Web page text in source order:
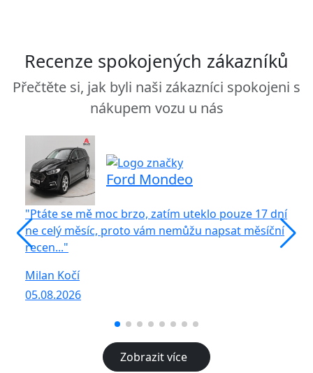
Recenze spokojených zákazníků
Přečtěte si, jak byli naši zákazníci spokojeni s
nákupem vozu u nás
Ford Mondeo
"Ptáte se mě moc brzo, zatím uteklo pouze 17 dní
ne celý měsíc, proto vám nemůžu napsat měsíční
recen..."
Milan Kočí
05.08.2026
Zobrazit více